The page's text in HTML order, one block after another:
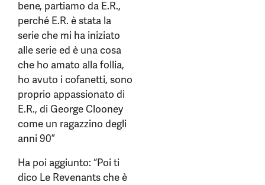
bene, partiamo da E.R.,
perché E.R. è stata la
serie che mi ha iniziato
alle serie ed è una cosa
che ho amato alla follia,
ho avuto i cofanetti, sono
proprio appassionato di
E.R., di George Clooney
come un ragazzino degli
anni 90”
Ha poi aggiunto: “Poi ti
dico Le Revenants che è